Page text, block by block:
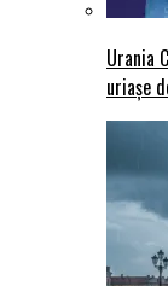
Urania
uriașe